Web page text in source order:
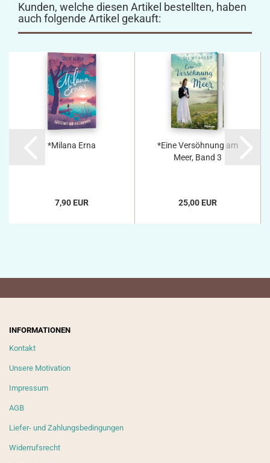
Kunden, welche diesen Artikel bestellten, haben
auch folgende Artikel gekauft:
*Milana Erna
7,90 EUR
*Eine Versöhnung am
Meer, Band 3
25,00 EUR
INFORMATIONEN
Kontakt
Unsere Motivation
Impressum
AGB
Liefer- und Zahlungsbedingungen
Widerrufsrecht